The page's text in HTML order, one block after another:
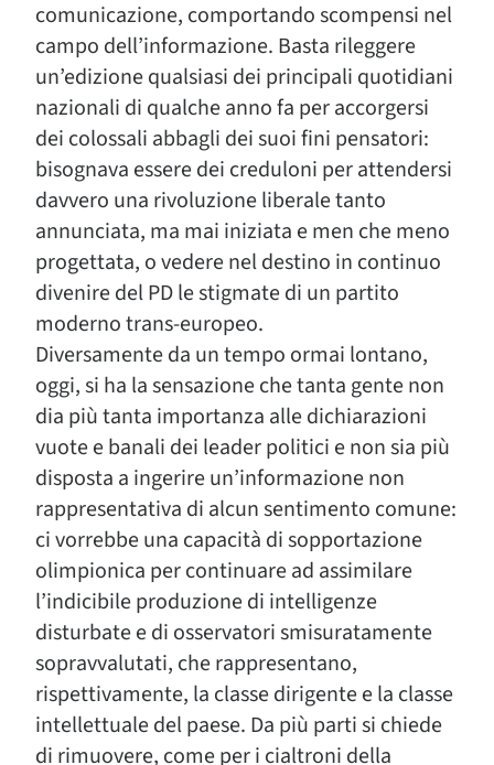
comunicazione, comportando scompensi nel
campo dell’informazione. Basta rileggere
un’edizione qualsiasi dei principali quotidiani
nazionali di qualche anno fa per accorgersi
dei colossali abbagli dei suoi fini pensatori:
bisognava essere dei creduloni per attendersi
davvero una rivoluzione liberale tanto
annunciata, ma mai iniziata e men che meno
progettata, o vedere nel destino in continuo
divenire del PD le stigmate di un partito
moderno trans-europeo.
Diversamente da un tempo ormai lontano,
oggi, si ha la sensazione che tanta gente non
dia più tanta importanza alle dichiarazioni
vuote e banali dei leader politici e non sia più
disposta a ingerire un’informazione non
rappresentativa di alcun sentimento comune:
ci vorrebbe una capacità di sopportazione
olimpionica per continuare ad assimilare
l’indicibile produzione di intelligenze
disturbate e di osservatori smisuratamente
sopravvalutati, che rappresentano,
rispettivamente, la classe dirigente e la classe
intellettuale del paese. Da più parti si chiede
di rimuovere, come per i cialtroni della